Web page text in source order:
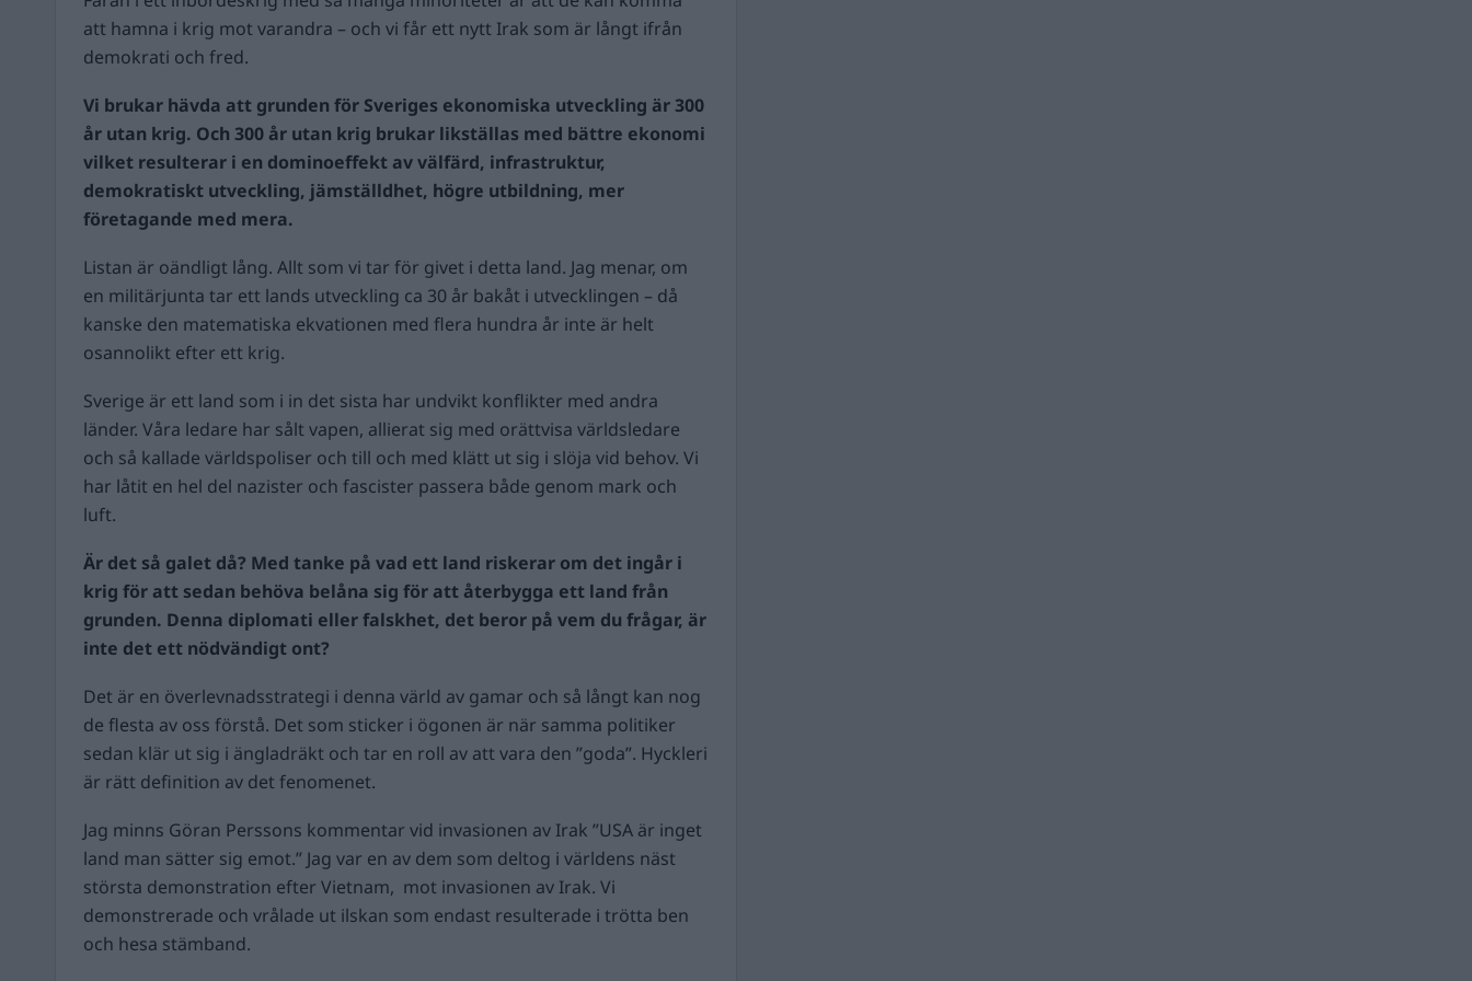
att hamna i krig mot varandra – och vi får ett nytt Irak som är långt ifrån
demokrati och fred.
Vi brukar hävda att grunden för Sveriges ekonomiska utveckling är 300
år utan krig. Och 300 år utan krig brukar likställas med bättre ekonomi
vilket resulterar i en dominoeffekt av välfärd, infrastruktur,
demokratiskt utveckling, jämställdhet, högre utbildning, mer
företagande med mera.
Listan är oändligt lång. Allt som vi tar för givet i detta land. Jag menar, om
en militärjunta tar ett lands utveckling ca 30 år bakåt i utvecklingen – då
kanske den matematiska ekvationen med flera hundra år inte är helt
osannolikt efter ett krig.
Sverige är ett land som i in det sista har undvikt konflikter med andra
länder. Våra ledare har sålt vapen, allierat sig med orättvisa världsledare
och så kallade världspoliser och till och med klätt ut sig i slöja vid behov. Vi
har låtit en hel del nazister och fascister passera både genom mark och
luft.
Är det så galet då? Med tanke på vad ett land riskerar om det ingår i
krig för att sedan behöva belåna sig för att återbygga ett land från
grunden. Denna diplomati eller falskhet, det beror på vem du frågar, är
inte det ett nödvändigt ont?
Det är en överlevnadsstrategi i denna värld av gamar och så långt kan nog
de flesta av oss förstå. Det som sticker i ögonen är när samma politiker
sedan klär ut sig i ängladräkt och tar en roll av att vara den ”goda”. Hyckleri
är rätt definition av det fenomenet.
Jag minns Göran Perssons kommentar vid invasionen av Irak ”USA är inget
land man sätter sig emot.” Jag var en av dem som deltog i världens näst
största demonstration efter Vietnam, mot invasionen av Irak. Vi
demonstrerade och vrålade ut ilskan som endast resulterade i trötta ben
och hesa stämband.